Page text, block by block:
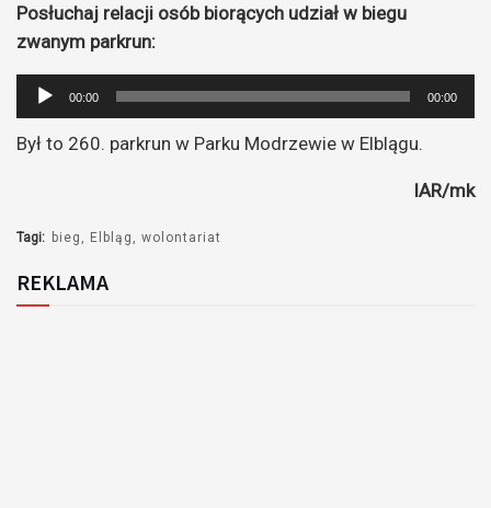
Posłuchaj relacji osób biorących udział w biegu
zwanym parkrun:
Odtwarzacz
plików
dźwiękowych
00:00 00:00
Był to 260. parkrun w Parku Modrzewie w Elblągu.
IAR/mk
Tagi: bieg Elbląg wolontariat
REKLAMA